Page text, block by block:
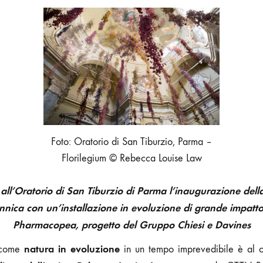
DI
REBECCA
LOUISE
LAW
INAUGURA
NEL
SEGNO
DELLA
RIPARTENZA
Foto: Oratorio di San Tiburzio, Parma –
Florilegium © Rebecca Louise Law
di San Tiburzio di Parma l’inaugurazione
con un’installazione in evoluzione di grande
Pharmacopea, progetto del Gruppo Chiesi e Davines
natura in evoluzione in un tempo imprevedibile è al